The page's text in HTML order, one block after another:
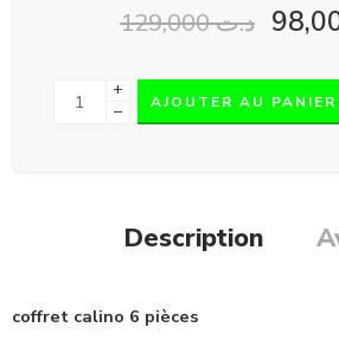
د.ت129,000
+
−
AJOUTER AU PANIER
Description
coffret calino 6 pièces